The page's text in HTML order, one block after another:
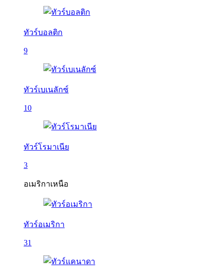
ทัวร์บอลติก
9
ทัวร์เบเนลักซ์
10
ทัวร์โรมาเนีย
3
อเมริกาเหนือ
ทัวร์อเมริกา
31